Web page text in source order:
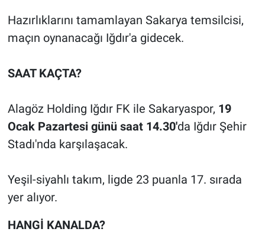
Hazırlıklarını tamamlayan Sakarya temsilcisi,
maçın oynanacağı Iğdır'a gidecek.
SAAT KAÇTA?
Alagöz Holding Iğdır FK ile Sakaryaspor, 19
Ocak Pazartesi günü saat 14.30'da Iğdır Şehir
Stadı'nda karşılaşacak.
Yeşil-siyahlı takım, ligde 23 puanla 17. sırada
yer alıyor.
HANGİ KANALDA?